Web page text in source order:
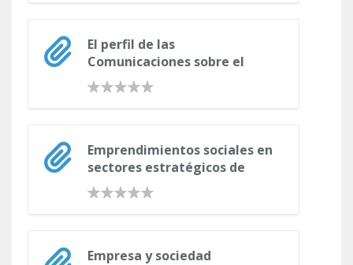
El perfil de las
Comunicaciones sobre el
Progreso en Argentina. ¿Qué
comunican las empresas del
Emprendimientos sociales en
sectores estratégicos de
desarrollo en Colombia.
Oportunidades para la
Empresa y sociedad